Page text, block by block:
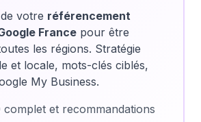
votre référencement
France pour être
les régions. Stratégie
et locale, mots-clés ciblés,
My Business.
complet et recommandations